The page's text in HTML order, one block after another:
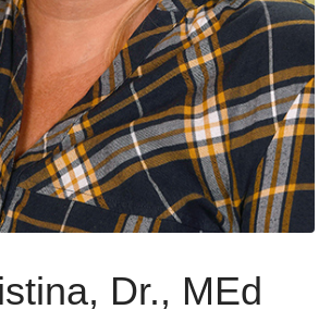
Dr., MEd